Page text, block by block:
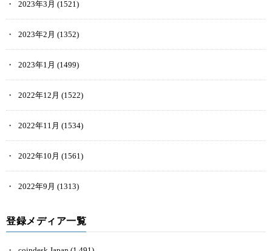
2023年3月 (1521)
2023年2月 (1352)
2023年1月 (1499)
2022年12月 (1522)
2022年11月 (1534)
2022年10月 (1561)
2022年9月 (1313)
登録メディア一覧